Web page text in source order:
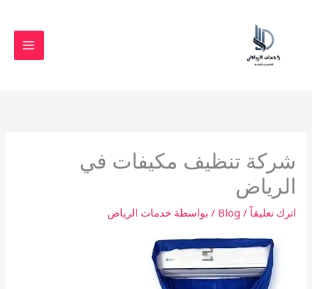
شركة تنظيف مكيفات في
الرياض
اترك تعليقاً /
Blog / بواسطة خدمات الرياض